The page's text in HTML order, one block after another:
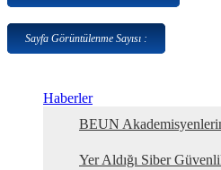
Sayfa Görüntülenme Sayısı :
Haberler
BEUN
Yer Aldığı Siber